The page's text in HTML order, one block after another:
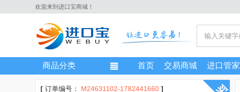
欢迎来到进口宝商城！
商品分类 首页 交易商城 进口管家
[ 订单编号： M24631102-1782441660 ]